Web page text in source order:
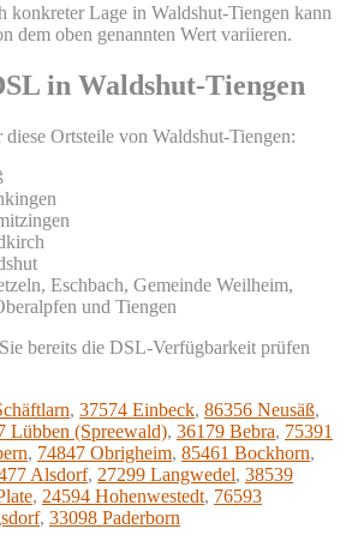
konkreter Lage in Waldshut-Tiengen kann
dem oben genannten Wert variieren.
in Waldshut-Tiengen
Ortsteile von Waldshut-Tiengen:
Eschbach, Gemeinde Weilheim,
und Tiengen
bereits die DSL-Verfügbarkeit prüfen
, 37574 Einbeck, 86356 Neusäß,
Lübben (Spreewald), 36179 Bebra, 75391
, 74847 Obrigheim, 85461 Bockhorn,
Alsdorf, 27299 Langwedel, 38539
, 24594 Hohenwestedt, 76593
, 33098 Paderborn